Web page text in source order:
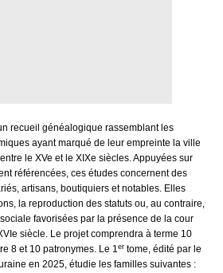
recueil généalogique rassemblant les
ayant marqué de leur empreinte la ville
le XVe et le XIXe siècles. Appuyées sur
référencées, ces études concernent des
artisans, boutiquiers et notables. Elles
la reproduction des statuts ou, au contraire,
favorisées par la présence de la cour
siècle. Le projet comprendra à terme 10
8 et 10 patronymes. Le 1er tome, édité par le
en 2025, étudie les familles suivantes :